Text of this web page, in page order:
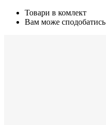
Товари в комлект
Вам може сподобатись